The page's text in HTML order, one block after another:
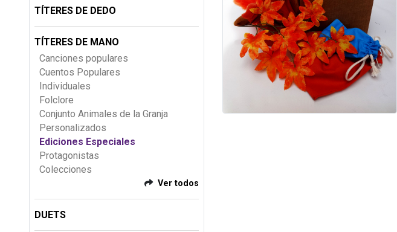
TÍTERES DE DEDO
TÍTERES DE MANO
Canciones populares
Cuentos Populares
Individuales
Folclore
Conjunto Animales de la Granja
Personalizados
Ediciones Especiales
Protagonistas
Colecciones
Ver todos
DUETS